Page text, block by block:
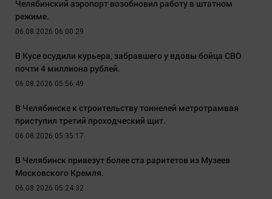
Челябинский аэропорт возобновил работу в штатном
режиме.
06.08.2026 06:00:29
В Кусе осудили курьера, забравшего у вдовы бойца СВО
почти 4 миллиона рублей.
06.08.2026 05:56:49
В Челябинске к строительству тоннелей метротрамвая
приступил третий проходческий щит.
06.08.2026 05:35:17
В Челябинск привезут более ста раритетов из Музеев
Московского Кремля.
06.08.2026 05:24:32